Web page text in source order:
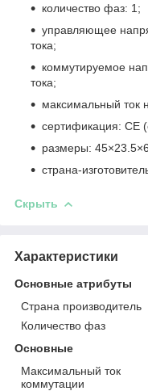
количество фаз: 1;
управляющее
тока;
коммутируемое
тока;
максимальный ток
сертификация: CE
размеры:
страна-
Скрыть
Характеристики
Основные атрибуты
Страна производитель
Количество фаз
Основные
Максимальный ток
коммутации